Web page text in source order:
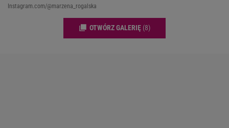
Instagram.com/@marzena_rogalska
OTWÓRZ GALERIĘ (8)